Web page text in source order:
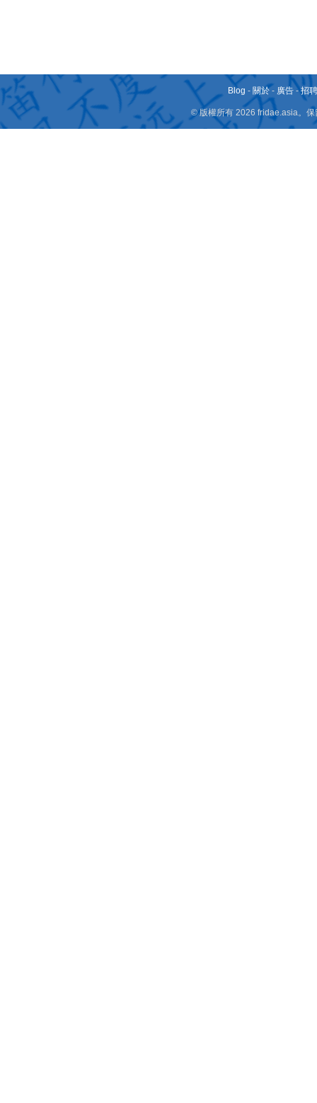
Blog - 關於 - 廣告 -招
© 版權所有 2026 fridae.asia。